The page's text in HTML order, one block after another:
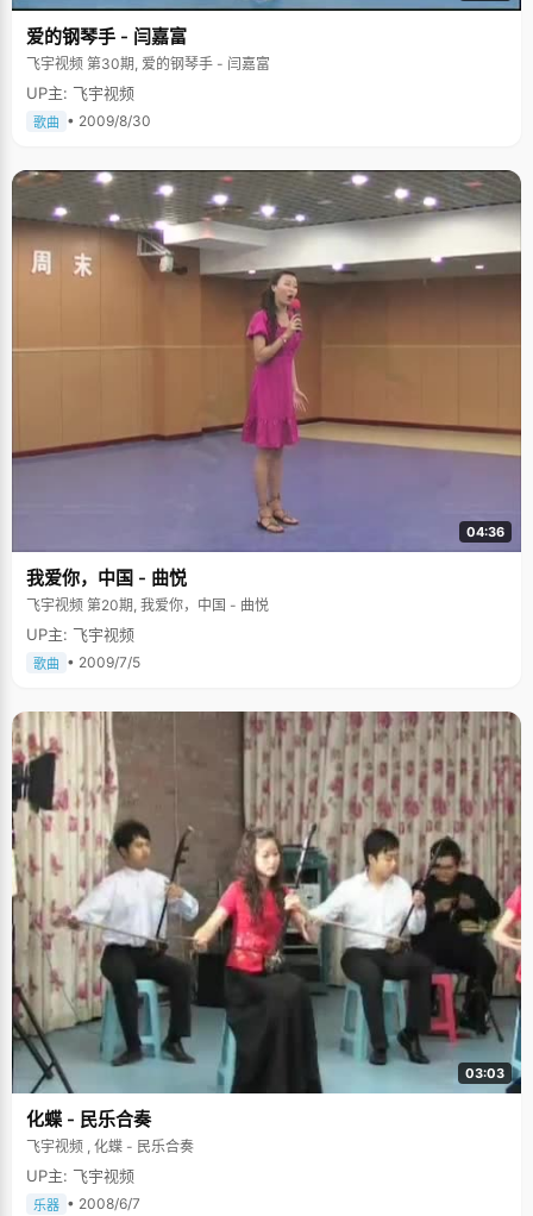
爱的钢琴手 - 闫嘉富
飞宇视频 第30期, 爱的钢琴手 - 闫嘉富
UP主: 飞宇视频
歌曲 • 2009/8/30
04:36
我爱你，中国 - 曲悦
飞宇视频 第20期, 我爱你，中国 - 曲悦
UP主: 飞宇视频
歌曲 • 2009/7/5
03:03
化蝶 - 民乐合奏
飞宇视频 , 化蝶 - 民乐合奏
UP主: 飞宇视频
乐器 • 2008/6/7